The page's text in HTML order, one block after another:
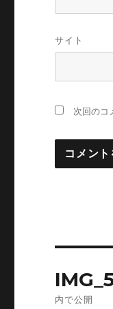
サイト
次回のコ
稿
内で公開